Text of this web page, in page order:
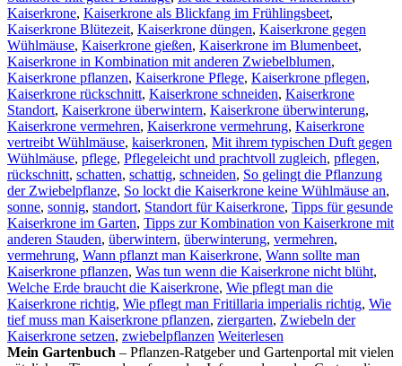
Kaiserkrone, Kaiserkrone als Blickfang im Frühlingsbeet,
Kaiserkrone Blütezeit, Kaiserkrone düngen, Kaiserkrone gegen
Wühlmäuse, Kaiserkrone gießen, Kaiserkrone im Blumenbeet,
Kaiserkrone in Kombination mit anderen Zwiebelblumen,
Kaiserkrone pflanzen, Kaiserkrone Pflege, Kaiserkrone pflegen,
Kaiserkrone rückschnitt, Kaiserkrone schneiden, Kaiserkrone
Standort, Kaiserkrone überwintern, Kaiserkrone überwinterung,
Kaiserkrone vermehren, Kaiserkrone vermehrung, Kaiserkrone
vertreibt Wühlmäuse, kaiserkronen, Mit ihrem typischen Duft gegen
Wühlmäuse, pflege, Pflegeleicht und prachtvoll zugleich, pflegen,
rückschnitt, schatten, schattig, schneiden, So gelingt die Pflanzung
der Zwiebelpflanze, So lockt die Kaiserkrone keine Wühlmäuse an,
sonne, sonnig, standort, Standort für Kaiserkrone, Tipps für gesunde
Kaiserkrone im Garten, Tipps zur Kombination von Kaiserkrone mit
anderen Stauden, überwintern, überwinterung, vermehren,
vermehrung, Wann pflanzt man Kaiserkrone, Wann sollte man
Kaiserkrone pflanzen, Was tun wenn die Kaiserkrone nicht blüht,
Welche Erde braucht die Kaiserkrone, Wie pflegt man die
Kaiserkrone richtig, Wie pflegt man Fritillaria imperialis richtig, Wie
tief muss man Kaiserkrone pflanzen, ziergarten, Zwiebeln der
Kaiserkrone setzen, zwiebelpflanzen Weiterlesen
Mein Gartenbuch – Pflanzen-Ratgeber und Gartenportal mit vielen